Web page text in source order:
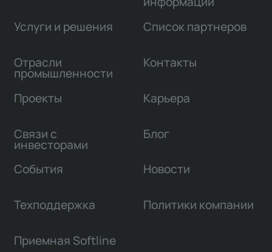
Услуги и решения
Отрасли
промышленности
Проекты
Связи с
инвесторами
Список партнеров
Контакты
Карьера
Блог
События Новости
Техподдержка Политики компании
Приемная Softline